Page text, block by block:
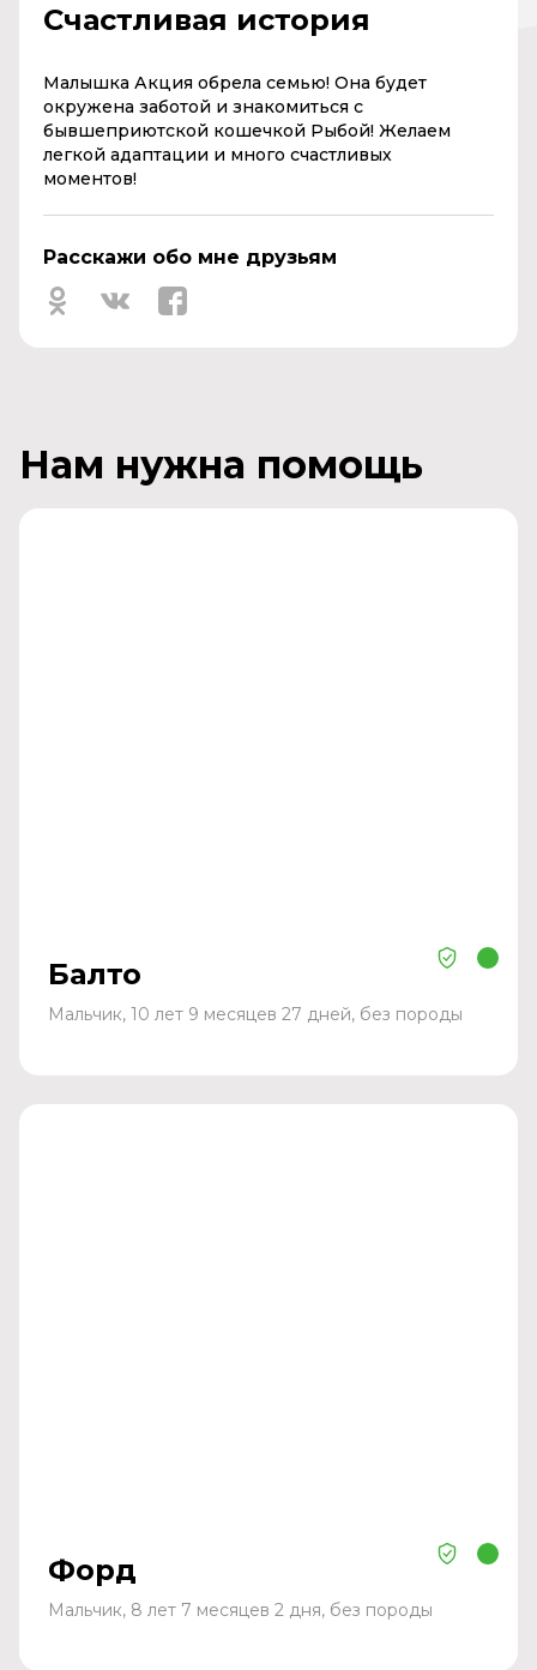
Счастливая история
Малышка Акция обрела семью! Она будет
окружена заботой и знакомиться с
бывшеприютской кошечкой Рыбой! Желаем
легкой адаптации и много счастливых
моментов!
Расскажи обо мне друзьям
Нам нужна помощь
Балто
Мальчик, 10 лет 9 месяцев 27 дней, без породы
Форд
Мальчик, 8 лет 7 месяцев 2 дня, без породы